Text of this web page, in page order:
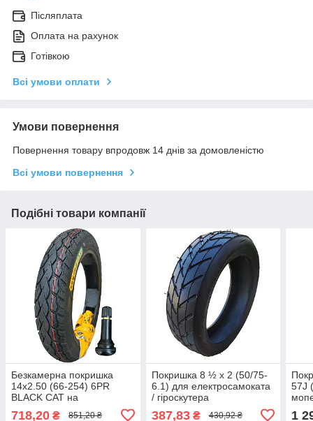
Післяплата
Оплата на рахунок
Готівкою
Всі умови оплати
Умови повернення
Повернення товару впродовж 14 днів за домовленістю
Всі умови повернення
Подібні товари компанії
Безкамерна покришка
14x2.50 (66-254) 6PR
BLACK CAT на
718,20 ₴ 851,20 ₴
Покришка 8 ½ х 2 (50/75-
6.1) для електросамоката
/ гіроскутера
387,83₴ 430,92 ₴
57J
1